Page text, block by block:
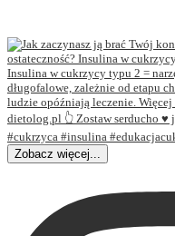
Zobacz więcej...